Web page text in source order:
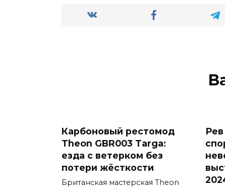
Карбоновый рестомод
Theon GBR003 Targa:
езда с ветерком без
потери жёсткости
Британская мастерская Theon